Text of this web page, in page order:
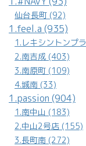
2.南吉成 (403)
3.南原町 (109)
4.城南 (33)
1.passion (904)
1.南中山 (183)
2.中山2号店 (155)
3.長町南 (272)
4.石巻蛇田 (220)
5.石巻中里 (60)
1.sara (412)